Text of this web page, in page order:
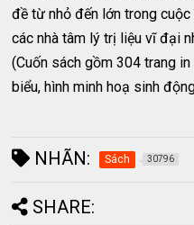
đề từ nhỏ đến lớn trong
các nhà tâm lý trị liệu vĩ đại
(Cuốn sách gồm 304 trang
biểu, hình minh hoạ sinh
NHÃN: Sách 30796
SHARE: